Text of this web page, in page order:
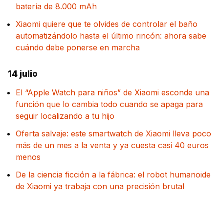
batería de 8.000 mAh
Xiaomi quiere que te olvides de controlar el baño
automatizándolo hasta el último rincón: ahora sabe
cuándo debe ponerse en marcha
14 julio
El “Apple Watch para niños” de Xiaomi esconde una
función que lo cambia todo cuando se apaga para
seguir localizando a tu hijo
Oferta salvaje: este smartwatch de Xiaomi lleva poco
más de un mes a la venta y ya cuesta casi 40 euros
menos
De la ciencia ficción a la fábrica: el robot humanoide
de Xiaomi ya trabaja con una precisión brutal